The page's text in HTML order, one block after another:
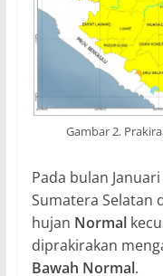
Gambar 2.
Pada bulan
Sumatera Selatan
hujan Normal
diprakirakan
Bawah Normal.